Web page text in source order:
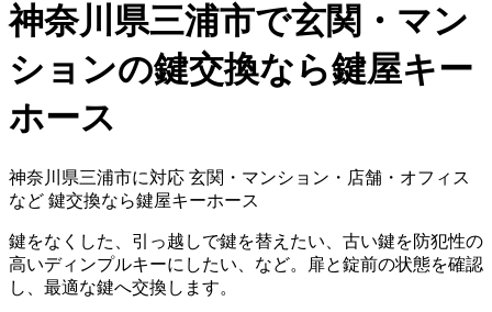
神奈川県三浦市で玄関・マン
ションの鍵交換なら鍵屋キー
ホース
神奈川県三浦市に対応 玄関・マンション・店舗・オフィス
など 鍵交換なら鍵屋キーホース
鍵をなくした、引っ越しで鍵を替えたい、古い鍵を防犯性の
高いディンプルキーにしたい、など。扉と錠前の状態を確認
し、最適な鍵へ交換します。